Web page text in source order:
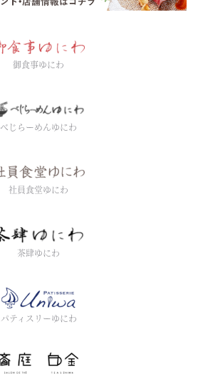
御食事ゆにわ
べじらーめんゆにわ
社員食堂ゆにわ
茶肆ゆにわ
パティスリーゆにわ